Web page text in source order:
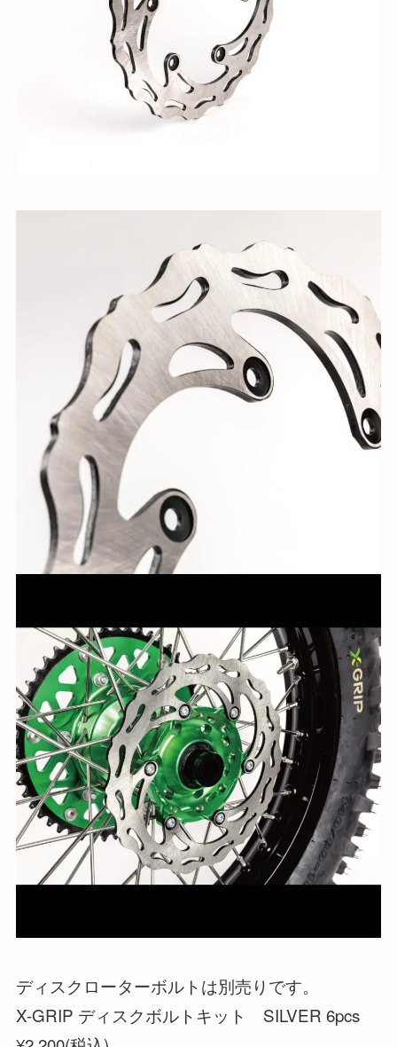
ディスクローターボルトは別売りです。
X-GRIP ディスクボルトキット SILVER 6pcs